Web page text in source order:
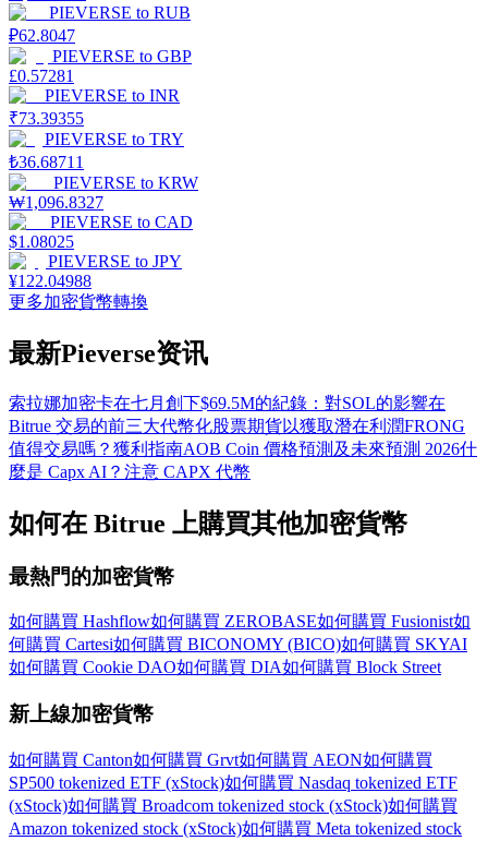
PIEVERSE to RUB
₽62.8047
PIEVERSE to GBP
£0.57281
PIEVERSE to INR
₹73.39355
PIEVERSE to TRY
₺36.68711
PIEVERSE to KRW
₩1,096.8327
PIEVERSE to CAD
$1.08025
PIEVERSE to JPY
¥122.04988
更多加密貨幣轉換
最新Pieverse资讯
索拉娜加密卡在七月創下$69.5M的紀錄：對SOL的影響在
Bitrue 交易的前三大代幣化股票期貨以獲取潛在利潤FRONG
值得交易嗎？獲利指南AOB Coin 價格預測及未來預測 2026什
麼是 Capx AI？注意 CAPX 代幣
如何在 Bitrue 上購買其他加密貨幣
最熱門的加密貨幣
如何購買 Hashflow如何購買 ZEROBASE如何購買 Fusionist如
何購買 Cartesi如何購買 BICONOMY (BICO)如何購買 SKYAI
如何購買 Cookie DAO如何購買 DIA如何購買 Block Street
新上線加密貨幣
如何購買 Canton如何購買 Grvt如何購買 AEON如何購買
SP500 tokenized ETF (xStock)如何購買 Nasdaq tokenized ETF
(xStock)如何購買 Broadcom tokenized stock (xStock)如何購買
Amazon tokenized stock (xStock)如何購買 Meta tokenized stock